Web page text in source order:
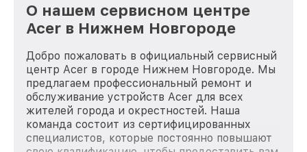
О нашем сервисном центре
Acer в Нижнем Новгороде
Добро пожаловать в официальный сервисный
центр Acer в городе Нижнем Новгороде. Мы
предлагаем профессиональный ремонт и
обслуживание устройств Acer для всех
жителей города и окрестностей. Наша
команда состоит из сертифицированных
специалистов, которые постоянно повышают